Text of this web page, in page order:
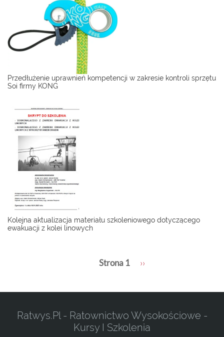
Przedłużenie uprawnień kompetencji w zakresie kontroli sprzętu
Soi firmy KONG
Kolejna aktualizacja materiału szkoleniowego dotyczącego
ewakuacji z kolei linowych
Strona 1
Następna
››
Ratwys.pl - Ratownictwo Wysokościowe -
Kursy I Szkolenia